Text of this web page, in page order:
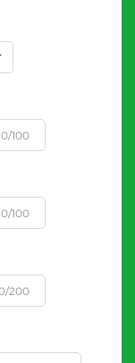
0/100
0/100
200